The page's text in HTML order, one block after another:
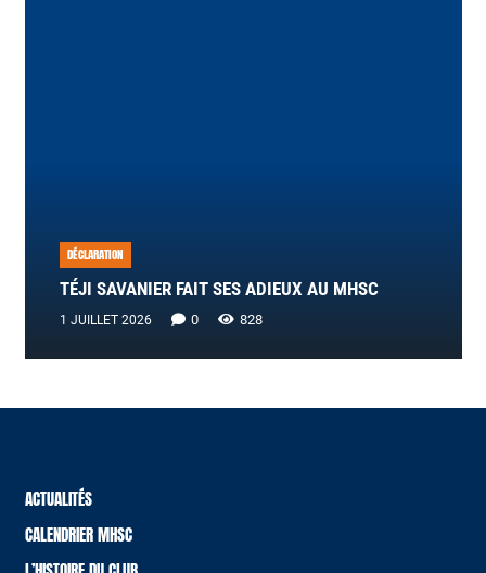
DÉCLARATION
TÉJI SAVANIER FAIT SES ADIEUX AU MHSC
1 JUILLET 2026 0 828
ACTUALITÉS
CALENDRIER MHSC